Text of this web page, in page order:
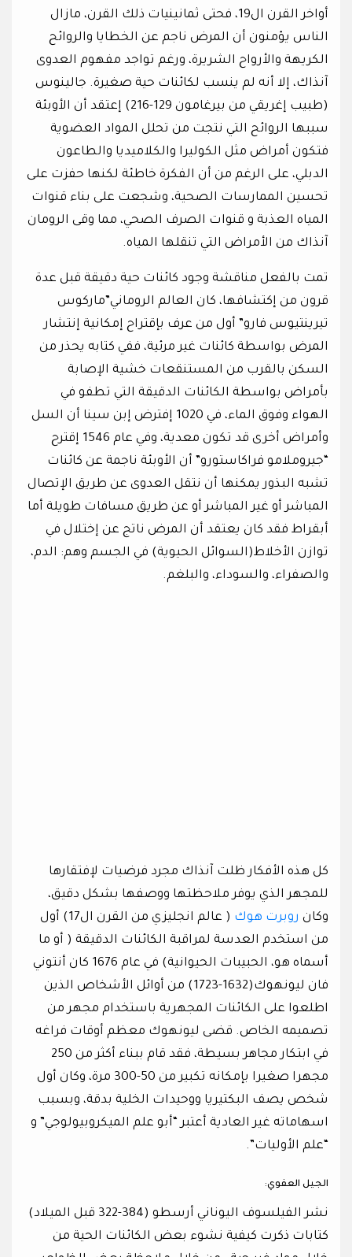
أواخر القرن ال19، فحتى ثمانينيات ذلك القرن، مازال
الناس يؤمنون أن المرض ناجم عن الخطايا والروائح
الكريهة والأرواح الشريرة، ورغم تواجد مفهوم العدوى
آنذاك، إلا أنه لم ينسب لكائنات حية صغيرة. جالينوس
(طبيب إغريقي من بيرغامون 129-216) إعتقد أن الأوبئة
سببها الروائح التي نتجت من تحلل المواد العضوية
فتكون أمراض مثل الكوليرا والكلاميديا والطاعون
الدبلي، على الرغم من أن الفكرة خاطئة لكنها حفزت على
تحسين الممارسات الصحية، وشجعت على بناء قنوات
المياه العذبة و قنوات الصرف الصحي، مما وقى الرومان
آنذاك من الأمراض التي تنقلها المياه.
تمت بالفعل مناقشة وجود كائنات حية دقيقة قبل عدة
قرون من إكتشافها، كان العالم الروماني”ماركوس
تيرينتيوس فارو” أول من عرف بإقتراح إمكانية إنتشار
المرض بواسطة كائنات غير مرئية، ففي كتابه يحذر من
السكن بالقرب من المستنقعات خشية الإصابة
بأمراض بواسطة الكائنات الدقيقة التي تطفو في
الهواء وفوق الماء، في 1020 إفترض إبن سينا أن السل
وأمراض أخرى قد تكون معدية، وفي عام 1546 إقترح
“جيروملامو فراكاستورو” أن الأوبئة ناجمة عن كائنات
تشبه البذور يمكنها أن نتقل العدوى عن طريق الإتصال
المباشر أو غير المباشر أو عن طريق مسافات طويلة أما
أبقراط فقد كان يعتقد أن المرض ناتج عن إختلال في
توازن الأخلاط(السوائل الحيوية) في الجسم وهم: الدم،
والصفراء، والسوداء، والبلغم.
كل هذه الأفكار ظلت آنذاك مجرد فرضيات لإفتقارها
للمجهر الذي يوفر ملاحظتها ووصفها بشكل دقيق،
وكان روبرت هوك
( عالم انجليزي من القرن ال17) أول
من استخدم العدسة لمراقبة الكائنات الدقيقة ( أو ما
أسماه هو، الحبيبات الحيوانية) في عام 1676 كان أنتوني
فان ليونهوك(1632-1723) من أوائل الأشخاص الذين
اطلعوا على الكائنات المجهرية باستخدام مجهر من
تصميمه الخاص. قضى ليونهوك معظم أوقات فراغه
في ابتكار مجاهر بسيطة، فقد قام ببناء أكثر من 250
مجهرا صغيرا بإمكانه تكبير من 50-300 مرة، وكان أول
شخص يصف البكتيريا ووحيدات الخلية بدقة، وبسبب
اسهاماته غير العادية أعتبر “أبو علم الميكروبيولوجي” و
“علم الأوليات”.
الجيل العفوي:
نشر الفيلسوف اليوناني أرسطو (384-322 قبل الميلاد)
كتابات ذكرت كيفية نشوء بعض الكائنات الحية من